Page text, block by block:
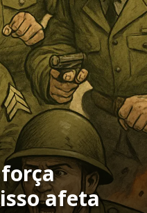
afeta